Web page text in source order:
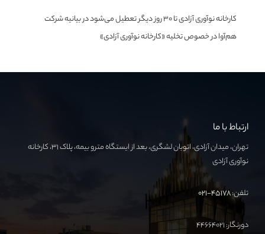
کارخانه نوآوری آزادی تا ۳۰ روز دیگر تعطیل می‌شود دربیانیه شرکت
هم‌آوا در خصوص تخلیه «کارخانه نوآوری آزادی»
ارتباط با ما
تهران، میدان آزادی، اتوبان لشگری، بعد از ایستگاه مترو بیمه، پلاک ۳۱، کارخانه
نوآوری آزادی
تلفن:۴۵۱۷۸-۰۲۱
دورنگار: ۴۴۶۶۴۰۲۱